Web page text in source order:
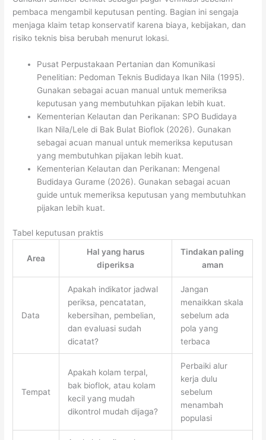
pembaca mengambil keputusan penting. Bagian ini sengaja
menjaga klaim tetap konservatif karena biaya, kebijakan, dan
risiko teknis bisa berubah menurut lokasi.
Pusat Perpustakaan Pertanian dan Komunikasi
Penelitian: Pedoman Teknis Budidaya Ikan Nila (1995).
Gunakan sebagai acuan manual untuk memeriksa
keputusan yang membutuhkan pijakan lebih kuat.
Kementerian Kelautan dan Perikanan: SPO Budidaya
Ikan Nila/Lele di Bak Bulat Bioflok (2026). Gunakan
sebagai acuan manual untuk memeriksa keputusan
yang membutuhkan pijakan lebih kuat.
Kementerian Kelautan dan Perikanan: Mengenal
Budidaya Gurame (2026). Gunakan sebagai acuan
guide untuk memeriksa keputusan yang membutuhkan
pijakan lebih kuat.
Tabel keputusan praktis
Area
Hal yang harus
diperiksa
Tindakan paling
aman
Data
Apakah indikator jadwal
periksa, pencatatan,
kebersihan, pembelian,
dan evaluasi sudah
dicatat?
Jangan
menaikkan skala
sebelum ada
pola yang
terbaca
Tempat
Apakah kolam terpal,
bak bioflok, atau kolam
kecil yang mudah
dikontrol mudah dijaga?
Perbaiki alur
kerja dulu
sebelum
menambah
populasi